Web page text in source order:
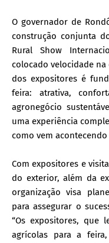
O governador de
construção conjunta
Rural Show
colocado velocidade na
dos expositores é
feira: atrativa,
agronegócio
uma experiência
como vem
Com expositores e
do exterior, além da
organização visa
para assegurar o
“Os expositores, que
agrícolas para a